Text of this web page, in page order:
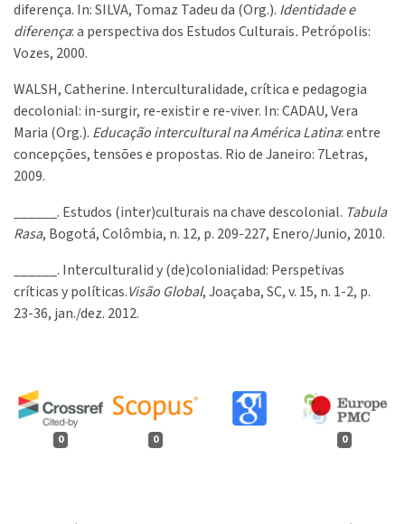
0 0 0
diferença. In: SILVA, Tomaz Tadeu da (Org.). Identidade e
diferença:a perspectiva dos Estudos Culturais. Petrópolis:
Vozes, 2000.
WALSH, Catherine. Interculturalidade, crítica e pedagogia
decolonial: in-surgir, re-existir e re-viver. In: CADAU, Vera
Maria (Org.). Educação intercultural na América Latina:entre
concepções, tensões e propostas. Rio de Janeiro: 7Letras,
2009.
______. Estudos (inter)culturais na chave descolonial. Tabula
Rasa, Bogotá, Colômbia, n. 12, p. 209-227, Enero/Junio, 2010.
­­­­­­­______. Interculturalid y (de)colonialidad: Perspetivas
críticas y políticas.Visão Global, Joaçaba, SC, v. 15, n. 1-2, p.
23-36, jan./dez. 2012.